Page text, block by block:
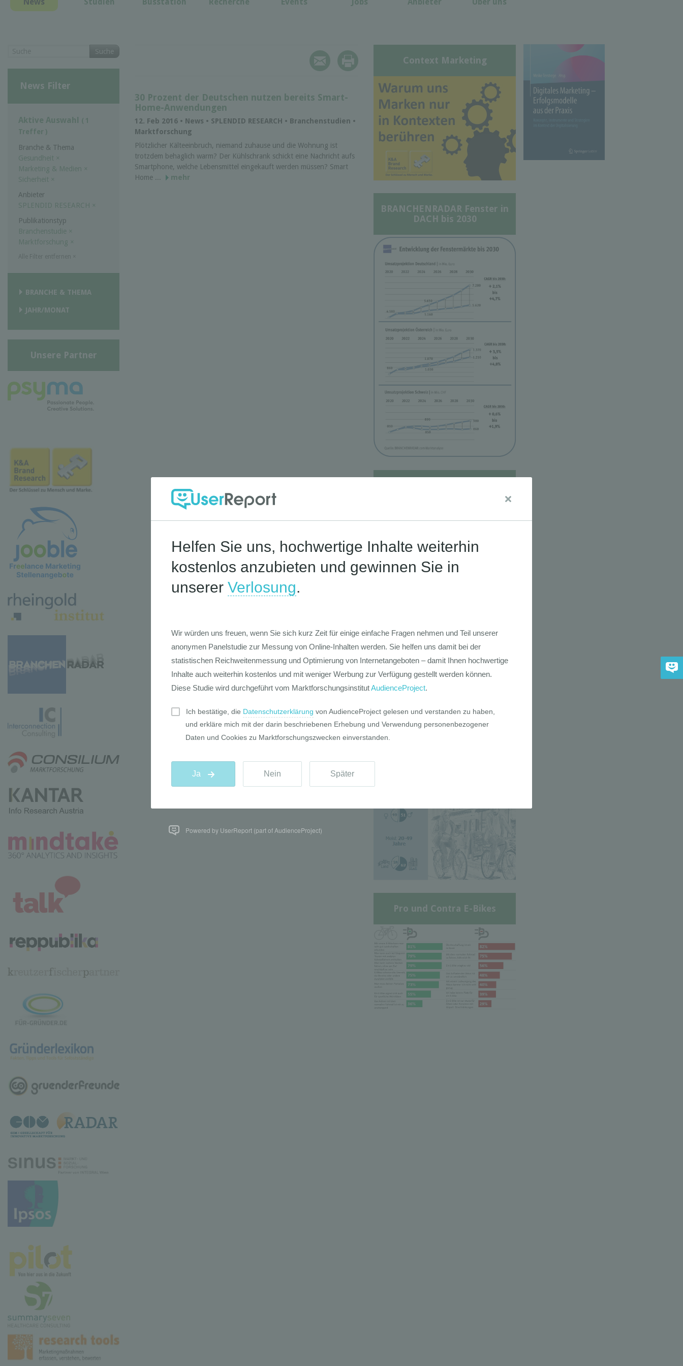
30 Prozent der Deutschen nutzen bereits Smart-
Home-Anwendungen
12. Feb 2016 • News • SPLENDID RESEARCH • Branchenstudien •
Marktforschung
Plötzlicher Kälteeinbruch, niemand zuhause und die Wohnung ist
trotzdem behaglich warm? Der Kühlschrank schickt eine Nachricht aufs
Smartphone, welche Lebensmittel eingekauft werden müssen? Smart
Home ...
mehr
Suche
News Filter
Aktive Auswahl ( 1
Treffer )
Branche & Thema
Gesundheit ×
Marketing & Medien ×
Sicherheit ×
Anbieter
SPLENDID RESEARCH ×
Publikationstyp
Branchenstudie ×
Marktforschung ×
BRANCHE & THEMA
JAHR/MONAT
Unsere Partner
Context Marketing
BRANCHENRADAR Fenster in
DACH bis 2030
Deutschen 2030
Pro und Contra E-Bikes
Powered by UserReport (part of AudienceProject)